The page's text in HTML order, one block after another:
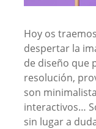
Hoy os
despertar la
de diseño que
resolución,
son
interactivos…
sin lugar a